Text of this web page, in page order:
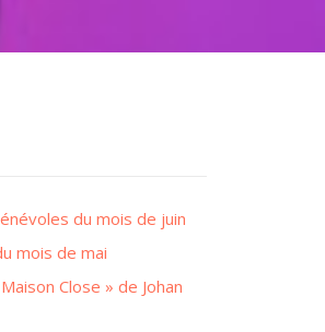
du mois de juin
mois de mai
Close » de Johan